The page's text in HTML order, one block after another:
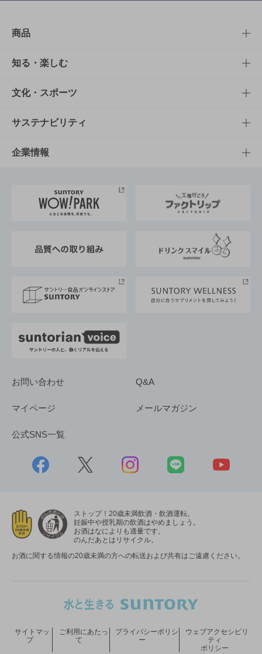
商品
商品TOP
商品一覧
商品発売情報
栄養成分一覧
知る・楽しむ
知る・楽しむTOP
キャンペーン
工場見学
地域情報
文化・スポーツ
文化・スポーツTOP
サントリーホール
サントリーサンバーズ大阪
サステナビリティ
サステナビリティTOP
サントリーが考えるサステナビリティ経営
企業情報
企業概要
採用情報
お問い合わせ Q&A
マイページ メールマガジン
公式SNS一覧
ストップ！20歳未満飲酒・飲酒運転。
妊娠中や授乳期の飲酒はやめましょう。
お酒はなによりも適量です。
のんだあとはリサイクル。
お酒に関する情報の20歳未満の方への転送および共有はご遠慮ください。
サイトマッ
プ
ご利用にあたっ
て
プライバシーポリシ
ー
ウェブアクセシビリ
ティ
ポリシー